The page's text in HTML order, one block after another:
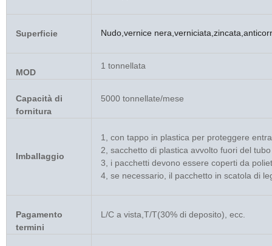
Superficie Nudo,vernice
MOD
1 tonnellata
Capacità di
fornitura
5000 tonnellate/mese
Imballaggio
1, con tappo in plastica per proteggere
2, sacchetto di plastica avvolto fuori del tubo
3, i pacchetti devono essere coperti da
4, se necessario, il pacchetto in scatola di
Pagamento
termini
L/C a vista,T/T(30% di deposito), ecc.